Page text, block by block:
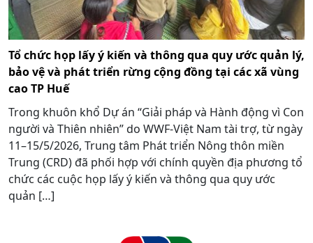
Tổ chức họp lấy ý kiến và thông qua quy ước quản lý,
bảo vệ và phát triển rừng cộng đồng tại các xã vùng
cao TP Huế
Trong khuôn khổ Dự án “Giải pháp và Hành động vì Con
người và Thiên nhiên” do WWF-Việt Nam tài trợ, từ ngày
11–15/5/2026, Trung tâm Phát triển Nông thôn miền
Trung (CRD) đã phối hợp với chính quyền địa phương tổ
chức các cuộc họp lấy ý kiến và thông qua quy ước
quản […]